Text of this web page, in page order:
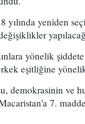
yılında yeniden
yönelik
eşitliğine
demokrasinin ve
7.